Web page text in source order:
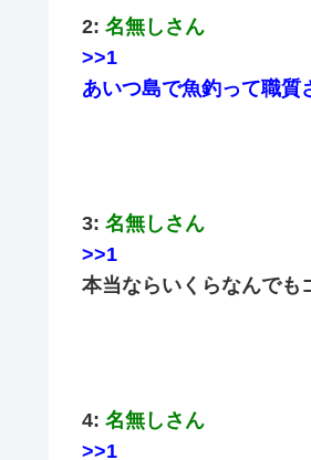
2: 名無しさん
>>1
あいつ島で魚釣って職
3: 名無しさん
>>1
本当ならいくらなんでも
4: 名無しさん
>>1